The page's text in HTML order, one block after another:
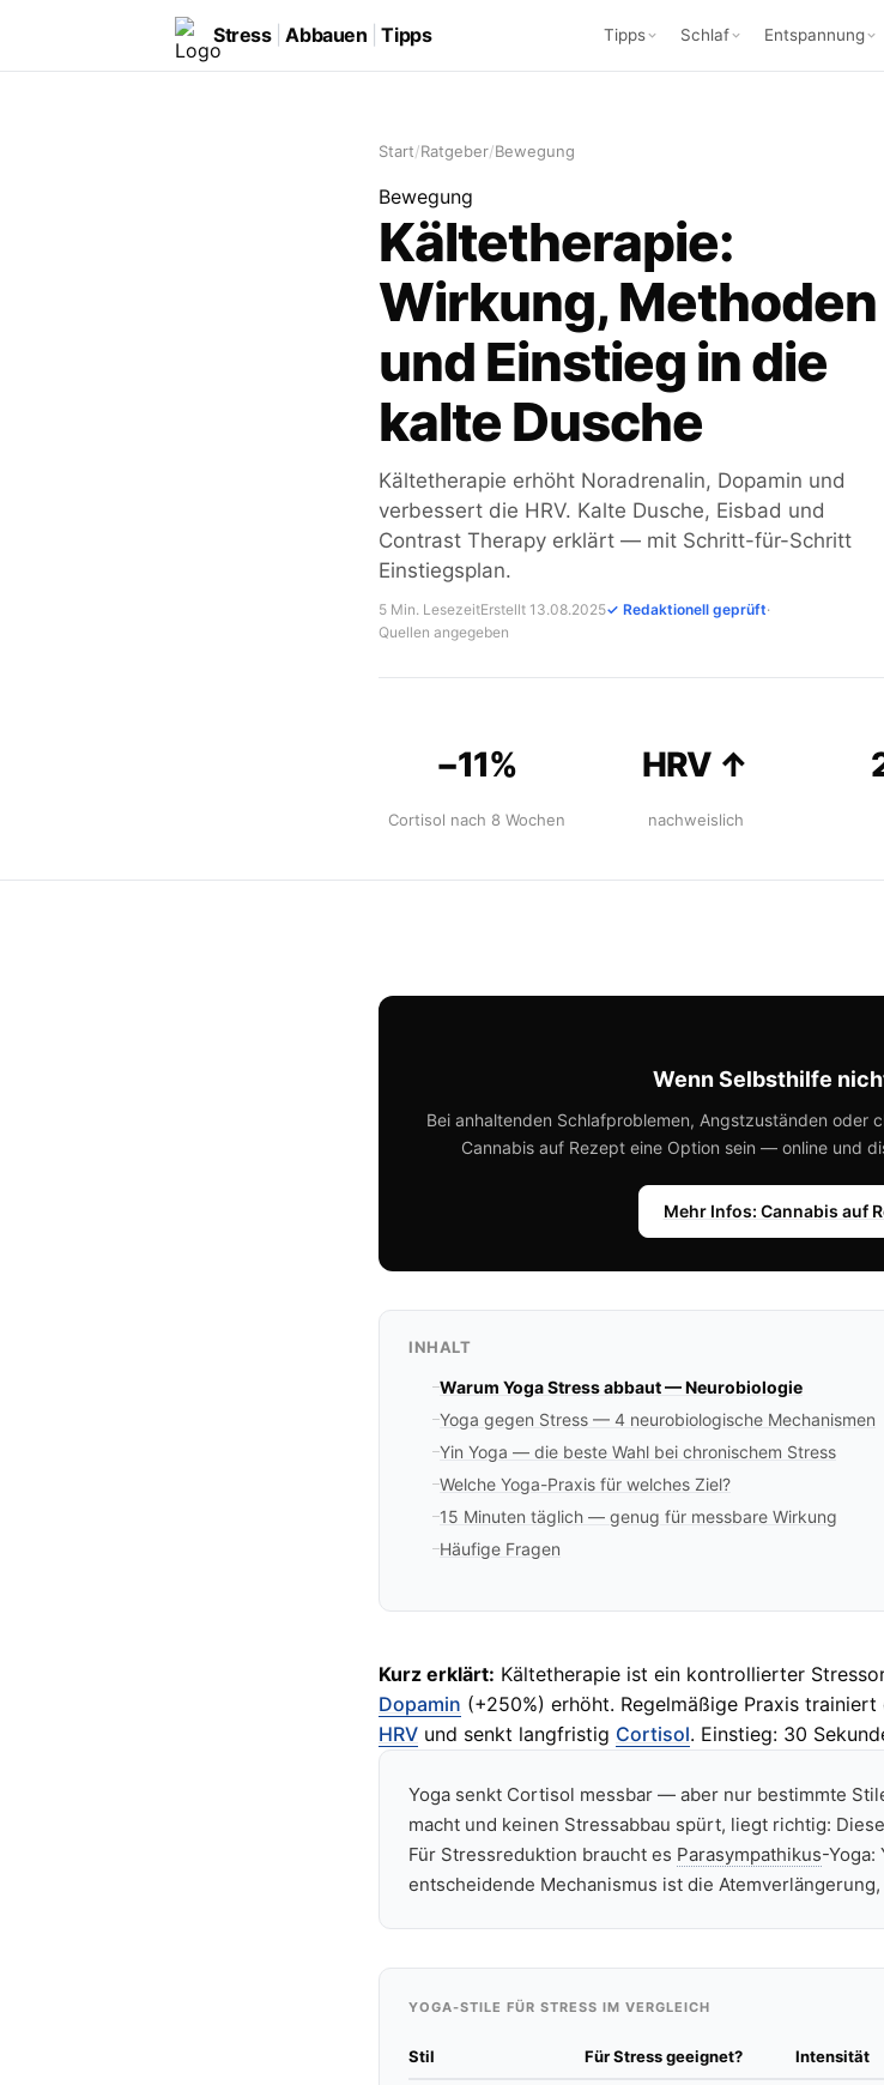
Stress Abbauen Tipps Tipps Schlaf Entspannung
Start/Ratgeber/Bewegung
Bewegung
Kältetherapie:
Wirkung, Methoden
und Einstieg in die
kalte Dusche
Kältetherapie erhöht Noradrenalin, Dopamin und
verbessert die HRV. Kalte Dusche, Eisbad und
Contrast Therapy erklärt — mit Schritt-für-Schritt
Einstiegsplan.
5 Min. LesezeitErstellt 13.08.2025✓ Redaktionell geprüft·
Quellen angegeben
−11%
Cortisol nach 8 Wochen
HRV ↑
nachweislich
Wenn Selbsthilfe
Bei anhaltenden Schlafproblemen, Angstzuständen oder
Cannabis auf Rezept eine Option sein — online und
Mehr Infos: Cannabis auf
INHALT
Warum Yoga Stress abbaut — Neurobiologie
Yoga gegen Stress — 4 neurobiologische Mechanismen
Yin Yoga — die beste Wahl bei chronischem Stress
Welche Yoga-Praxis für welches Ziel?
15 Minuten täglich — genug für messbare Wirkung
Häufige Fragen
Kurz erklärt: Kältetherapie ist ein kontrollierter
Dopamin (+250%) erhöht. Regelmäßige Praxis
HRV und senkt langfristig Cortisol. Einstieg: 30
Yoga senkt Cortisol messbar — aber nur bestimmte
macht und keinen Stressabbau spürt, liegt richtig:
Für Stressreduktion braucht es Parasympathikus-Yoga:
entscheidende Mechanismus ist die
YOGA-STILE FÜR STRESS IM VERGLEICH
Stil Für Stress geeignet? Intensität